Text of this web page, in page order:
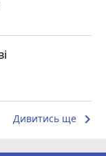
Дивитись ще keyboard_arrow_right